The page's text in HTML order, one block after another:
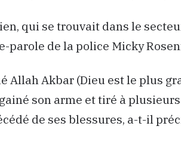
qui se trouvait dans le
parole de la police Micky
Allah Akbar (Dieu est le plus
son arme et tiré à plusieurs
de ses blessures, a-t-il